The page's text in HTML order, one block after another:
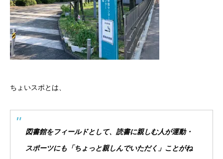
ちょいスポとは、
図書館をフィールドとして、読書に親しむ人が運動・
スポーツにも「ちょっと親しんでいただく」ことがね